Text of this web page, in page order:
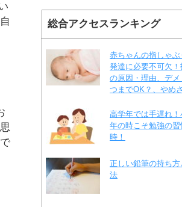
総合アクセスランキング
赤ちゃんの指しゃ
発達に必要不可欠！
の原因・理由、デ
つまでOK？、やめ
高学年では手遅れ
年の時こそ勉強の習
時！
正しい鉛筆の持ち
法